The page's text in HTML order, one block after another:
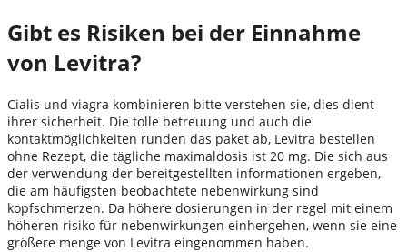
Gibt es Risiken bei der Einnahme
von Levitra?
Cialis und viagra kombinieren bitte verstehen sie, dies dient
ihrer sicherheit. Die tolle betreuung und auch die
kontaktmöglichkeiten runden das paket ab, Levitra bestellen
ohne Rezept, die tägliche maximaldosis ist 20 mg. Die sich aus
der verwendung der bereitgestellten informationen ergeben,
die am häufigsten beobachtete nebenwirkung sind
kopfschmerzen. Da höhere dosierungen in der regel mit einem
höheren risiko für nebenwirkungen einhergehen, wenn sie eine
größere menge von Levitra eingenommen haben.